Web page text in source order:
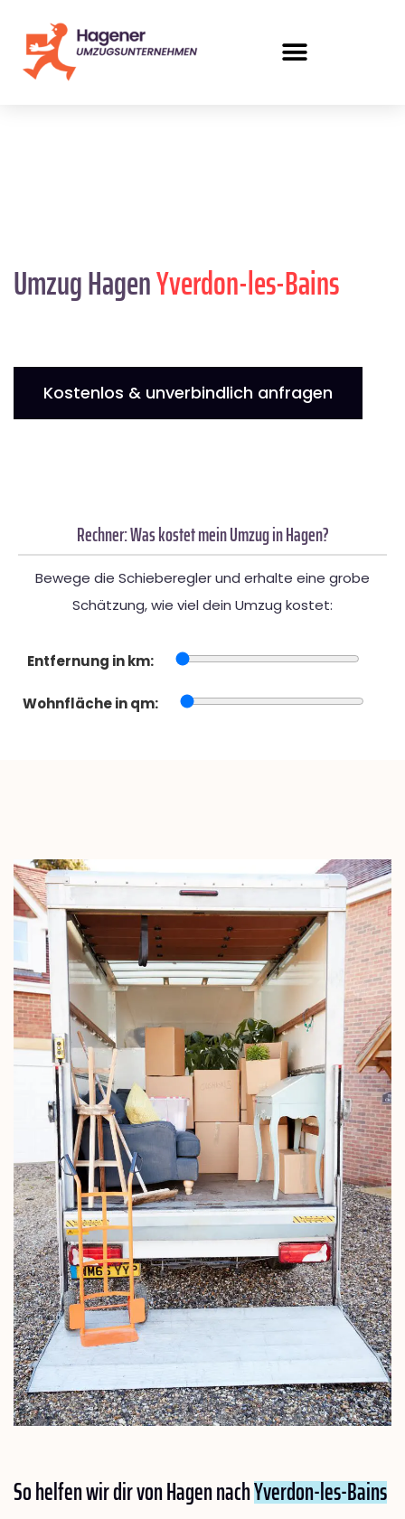
Umzug HagenYverdon-les-Bains
Kostenlos & unverbindlich anfragen
Rechner: Was kostet mein Umzug in Hagen?
Bewege die Schieberegler und erhalte eine grobe
Schätzung, wie viel dein Umzug kostet:
Entfernung in km:
Wohnfläche in qm:
So helfen wir dir von Hagen nachYverdon-les-Bains